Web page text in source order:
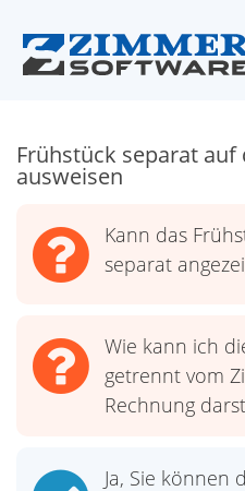
Frühstück separat auf
ausweisen
Kann das
separat
Wie kann ich
getrennt vom
Rechnung
Ja, Sie können